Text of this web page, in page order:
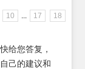
10 17
18
给您答复，
己的建议和